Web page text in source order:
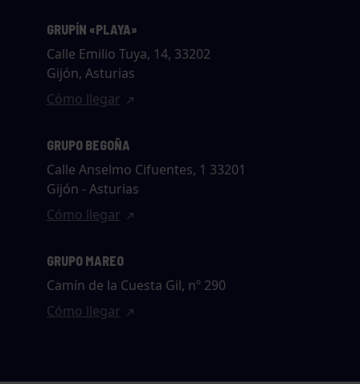
GRUPÍN «PLAYA»
Calle Emilio Tuya, 14, 33202
Gijón, Asturias
Cómo llegar
GRUPO BEGOÑA
Calle Anselmo Cifuentes, 1 33201
Gijón - Asturias
Cómo llegar
GRUPO MAREO
Camín de la Cuesta Gil, nº 290
Cómo llegar